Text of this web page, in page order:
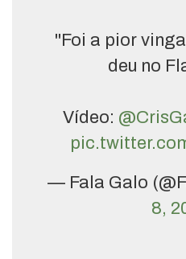
"Foi a pior
deu no
Vídeo:
— Fala Galo
8,